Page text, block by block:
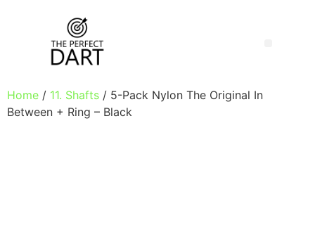
Home / 11. Shafts / 5-Pack Nylon The Original In
Between + Ring – Black